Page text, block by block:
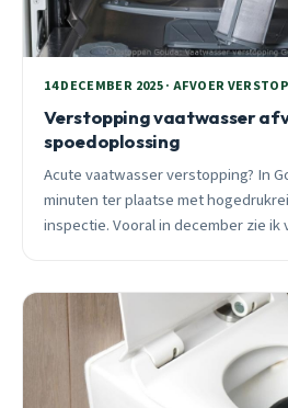
14 DECEMBER 2025 · AFVOER
Verstopping vaatwasser
spoedoplossing
Acute vaatwasser verstopping? In
minuten ter plaatse met
inspectie. Vooral in december zie